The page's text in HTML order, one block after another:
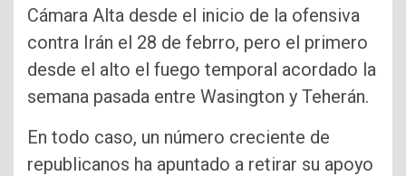
Cámara Alta desde el inicio de la ofensiva
contra Irán el 28 de febrro, pero el primero
desde el alto el fuego temporal acordado la
semana pasada entre Wasington y Teherán.
En todo caso, un número creciente de
republicanos ha apuntado a retirar su apoyo